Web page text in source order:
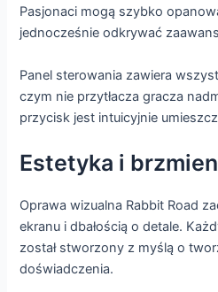
Pasjonaci mogą szybko
jednocześnie odkrywać
Panel sterowania zawiera
czym nie przytłacza gracza
przycisk jest intuicyjnie
Estetyka i
Oprawa wizualna Rabbit Road
ekranu i dbałością o detale.
został stworzony z myślą o
doświadczenia.